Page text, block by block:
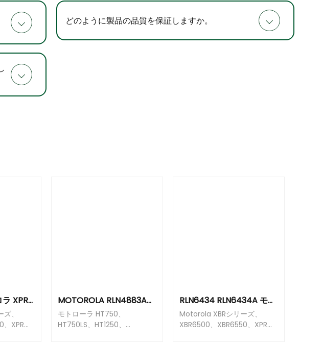
どのように製品の品質を保証しますか。
RLN6433A モトロラ XPR7550 XPR6550 XPR6350 XPR3500 XPR3300e XPR7350e APX4000 APX1000 APX 900 両向ラジオポータブルカー充電器ベースのための車両旅車充電器
、
XPRシ
MOTOROLA RLN4883A車充電器は、ウォーキートーキーのために特に設計された高効率の高速充電車充電器です
モトローラ HT750、
HT750LS、HT1250、
RLN6434 RLN6434A モトロラ ラジオ APX6000 APX7000 APX8000 APX600XE APX700XE APX8000XE SRX2000 自動車充電器 車電池充電基
Motorola XBRシリーズ、
XBR6500、XBR6550、XPRシ